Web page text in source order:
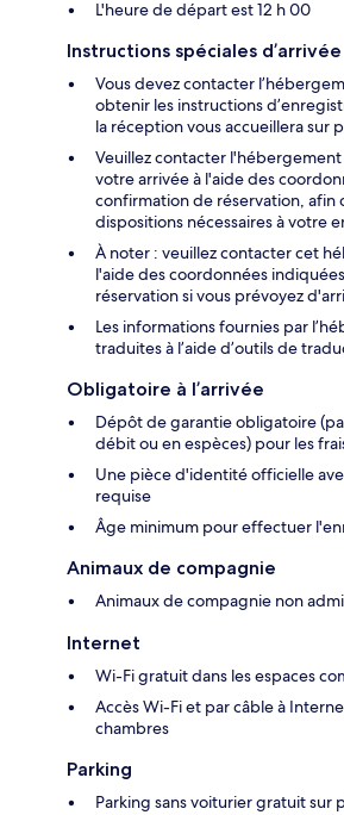
L'heure de départ est 12 h 00
Instructions spéciales d’arrivée
Vous devez contacter
obtenir les instructions
la réception vous accueillera sur
Veuillez contacter
votre arrivée à l'aide des
confirmation de réservation, afin
dispositions nécessaires à votre
À noter : veuillez contacter cet
l'aide des coordonnées
réservation si vous prévoyez
Les informations fournies par
traduites à l’aide d’outils de
Obligatoire à l’arrivée
Dépôt de garantie obligatoire
débit ou en espèces) pour les
Une pièce d'identité officielle
requise
Âge minimum pour effectuer
Animaux de compagnie
Animaux de compagnie non
Internet
Wi-Fi gratuit dans les espaces
Accès Wi-Fi et par câble à
chambres
Parking
Parking sans voiturier gratuit sur